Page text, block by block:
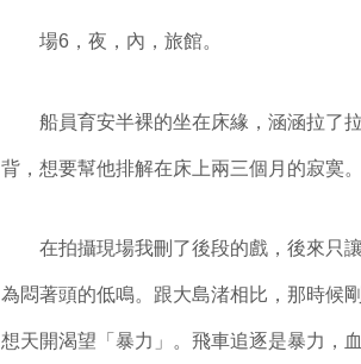
場6 ，夜，內，旅館。
船員育安半裸的坐在床緣，涵涵拉了
背，想要幫他排解在床上兩三個月的寂寞。
在拍攝現場我刪了後段的戲，後來只
為悶著頭的低鳴。跟大島渚相比，那時候
想天開渴望「暴力」。飛車追逐是暴力，